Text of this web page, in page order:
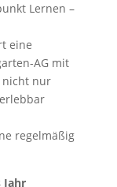
Lernen –
eine
AG mit
nicht nur
regelmäßig